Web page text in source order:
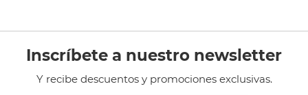
Inscríbete a nuestro newsletter
Y recibe descuentos y promociones exclusivas.